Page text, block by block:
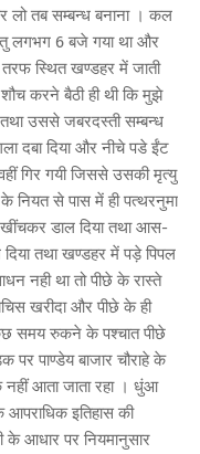
लो तब सम्बन्ध बनाना । कल
लगभग 6 बजे गया था और
तरफ स्थित खण्डहर में जाती
करने बैठी ही थी कि मुझे
उससे जबरदस्ती सम्बन्ध
दबा दिया और नीचे पडे ईंट
गिर गयी जिससे उसकी मृत्यु
नियत से पास में ही पत्थरनुमा
खींचकर डाल दिया तथा आस-
तथा खण्डहर में पड़े पिपल
नही था तो पीछे के रास्ते
खरीदा और पीछे के ही
समय रुकने के पश्चात पीछे
पर पाण्डेय बाजार चौराहे के
आता जाता रहा । धुंआ
इतिहास की
के आधार पर नियमानुसार